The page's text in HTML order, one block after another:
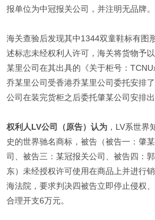
报单位为中冠报关公司，并注明无品牌。
海关查验后发现其中1344双童鞋标有图
述标志未经权利人许可，海关将货物予
某里公司在其出具的《关于柜号：
乔某里公司受香港乔某里公司委托安排
公司在装完货柜之后委托肇某公司安排出
权利人LV公司（原告）认为 ，LV系世
史的世界驰名商标，被告（被告一：肇
司、被告三：某冠报关公司、被告四：
东）未经授权许可使用在商品上并进行
海法院，要求判决四被告立即停止侵权
合理开支6万元。